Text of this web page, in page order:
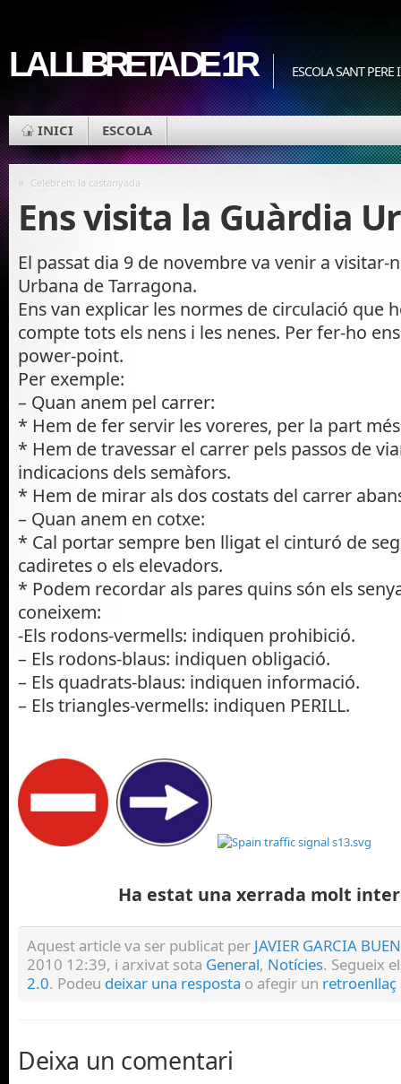
LA LLIBRETA DE 1R ESCOLA SANT PERE
INICI ESCOLA
« Celebrem la castanyada
Ens visita la Guàrdia
El passat dia 9 de novembre va venir a visitar-
Urbana de Tarragona.
Ens van explicar les normes de circulació que
compte tots els nens i les nenes. Per fer-ho
power-point.
Per exemple:
– Quan anem pel carrer:
* Hem de fer servir les voreres, per la part
* Hem de travessar el carrer pels passos de
indicacions dels semàfors.
* Hem de mirar als dos costats del carrer
– Quan anem en cotxe:
* Cal portar sempre ben lligat el cinturó de
cadiretes o els elevadors.
* Podem recordar als pares quins són els
coneixem:
-Els rodons-vermells: indiquen
– Els rodons-blaus: indiquen obligació.
– Els quadrats-blaus: indiquen informació.
– Els triangles-vermells: indiquen PERILL.
Ha estat una xerrada molt
Aquest article va ser publicat per JAVIER GARCIA
2010 12:39, i arxivat sota General, Notícies. Segueix
2.0. Podeu deixar una resposta o afegir un retroenllaç
Deixa un comentari